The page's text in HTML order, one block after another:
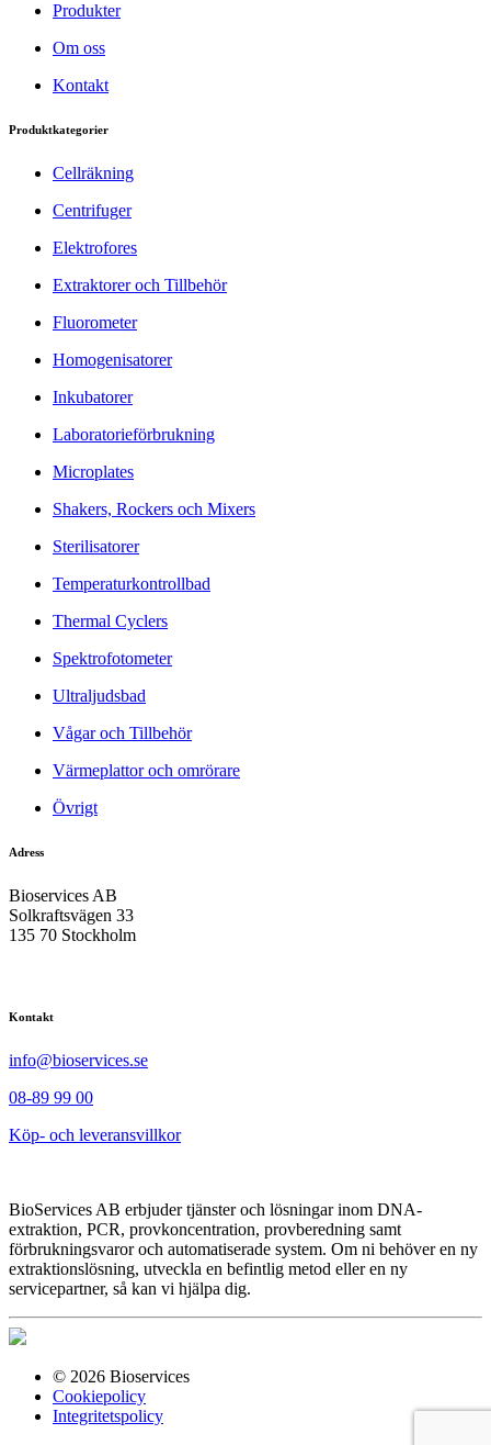
Produkter
Om oss
Kontakt
Produktkategorier
Cellräkning
Centrifuger
Elektrofores
Extraktorer och Tillbehör
Fluorometer
Homogenisatorer
Inkubatorer
Laboratorieförbrukning
Microplates
Shakers, Rockers och Mixers
Sterilisatorer
Temperaturkontrollbad
Thermal Cyclers
Spektrofotometer
Ultraljudsbad
Vågar och Tillbehör
Värmeplattor och omrörare
Övrigt
Adress
Bioservices AB
Solkraftsvägen 33
135 70 Stockholm
Kontakt
info@bioservices.se
08-89 99 00
Köp- och leveransvillkor
BioServices AB erbjuder tjänster och lösningar inom DNA-
extraktion, PCR, provkoncentration, provberedning samt
förbrukningsvaror och automatiserade system. Om ni behöver en ny
extraktionslösning, utveckla en befintlig metod eller en ny
servicepartner, så kan vi hjälpa dig.
© 2026 Bioservices
Cookiepolicy
Integritetspolicy